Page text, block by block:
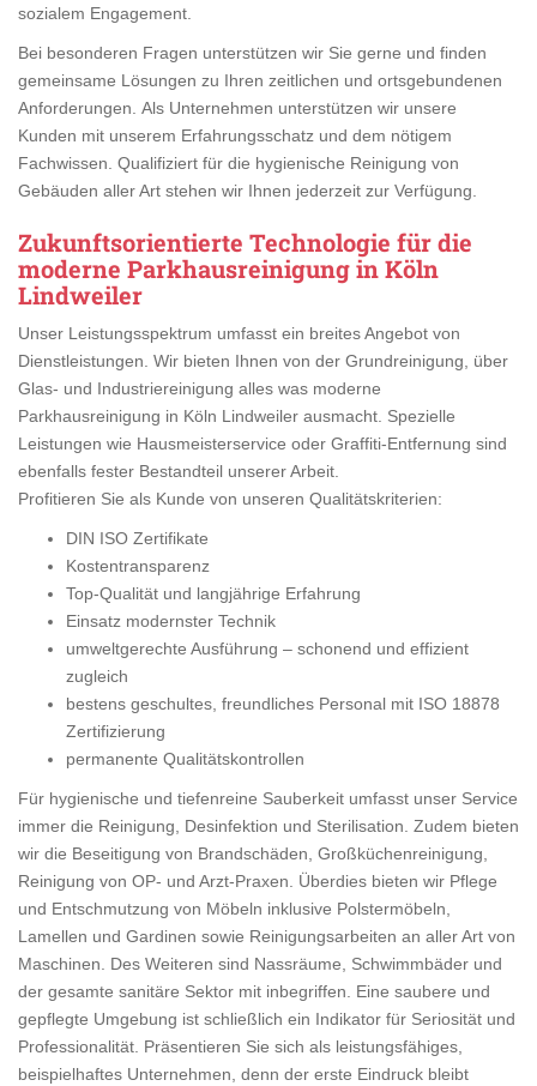
sozialem Engagement.
Bei besonderen Fragen unterstützen wir Sie gerne und finden
gemeinsame Lösungen zu Ihren zeitlichen und ortsgebundenen
Anforderungen. Als Unternehmen unterstützen wir unsere
Kunden mit unserem Erfahrungsschatz und dem nötigem
Fachwissen. Qualifiziert für die hygienische Reinigung von
Gebäuden aller Art stehen wir Ihnen jederzeit zur Verfügung.
Zukunftsorientierte Technologie für die
moderne Parkhausreinigung in Köln
Lindweiler
Unser Leistungsspektrum umfasst ein breites Angebot von
Dienstleistungen. Wir bieten Ihnen von der Grundreinigung, über
Glas- und Industriereinigung alles was moderne
Parkhausreinigung in Köln Lindweiler ausmacht. Spezielle
Leistungen wie Hausmeisterservice oder Graffiti-Entfernung sind
ebenfalls fester Bestandteil unserer Arbeit.
Profitieren Sie als Kunde von unseren Qualitätskriterien:
DIN ISO Zertifikate
Kostentransparenz
Top-Qualität und langjährige Erfahrung
Einsatz modernster Technik
umweltgerechte Ausführung – schonend und effizient
zugleich
bestens geschultes, freundliches Personal mit ISO 18878
Zertifizierung
permanente Qualitätskontrollen
Für hygienische und tiefenreine Sauberkeit umfasst unser Service
immer die Reinigung, Desinfektion und Sterilisation. Zudem bieten
wir die Beseitigung von Brandschäden, Großküchenreinigung,
Reinigung von OP- und Arzt-Praxen. Überdies bieten wir Pflege
und Entschmutzung von Möbeln inklusive Polstermöbeln,
Lamellen und Gardinen sowie Reinigungsarbeiten an aller Art von
Maschinen. Des Weiteren sind Nassräume, Schwimmbäder und
der gesamte sanitäre Sektor mit inbegriffen. Eine saubere und
gepflegte Umgebung ist schließlich ein Indikator für Seriosität und
Professionalität. Präsentieren Sie sich als leistungsfähiges,
beispielhaftes Unternehmen, denn der erste Eindruck bleibt